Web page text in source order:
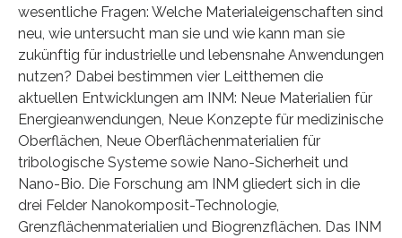
wesentliche Fragen: Welche Materialeigenschaften sind
neu, wie untersucht man sie und wie kann man sie
zukünftig für industrielle und lebensnahe Anwendungen
nutzen? Dabei bestimmen vier Leitthemen die
aktuellen Entwicklungen am INM: Neue Materialien für
Energieanwendungen, Neue Konzepte für medizinische
Oberflächen, Neue Oberflächenmaterialien für
tribologische Systeme sowie Nano-Sicherheit und
Nano-Bio. Die Forschung am INM gliedert sich in die
drei Felder Nanokomposit-Technologie,
Grenzflächenmaterialien und Biogrenzflächen. Das INM